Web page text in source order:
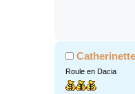
Roule en Dacia